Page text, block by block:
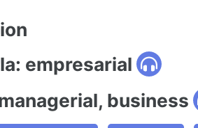
empresarial
business